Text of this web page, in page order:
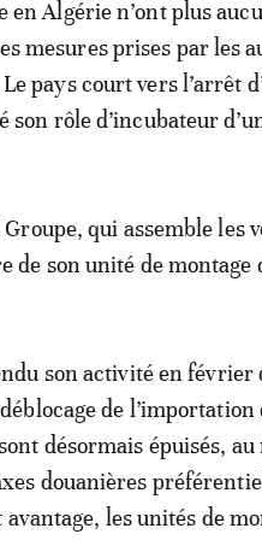
en Algérie n’ont plus
mesures prises par les
pays court vers l’arrêt
son rôle d’incubateur
qui assemble les
de son unité de montage
son activité en
de l’importation
désormais épuisés,
douanières
les unités de